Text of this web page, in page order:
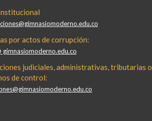
por actos de corrupción:
gimnasiomoderno.edu.co
judiciales, administrativas, tributarias o
de control: